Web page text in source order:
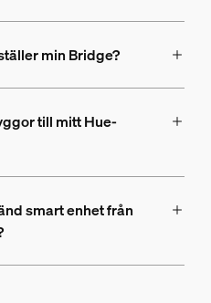
min Bridge?
till mitt Hue-
smart enhet från